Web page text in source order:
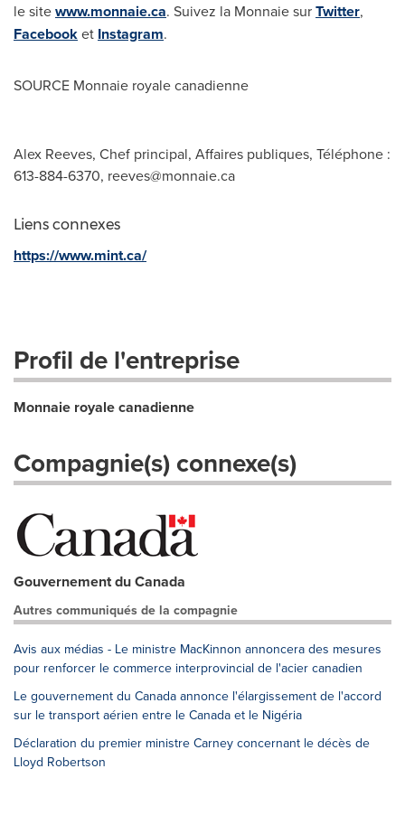
le sitewww.monnaie.ca. Suivez la Monnaie surTwitter,
Facebooket Instagram.
SOURCE Monnaie royale canadienne
Alex Reeves, Chef principal, Affaires publiques, Téléphone :
613-884-6370, reeves@monnaie.ca
Liens connexes
https://www.mint.ca/
Profil de l'entreprise
Monnaie royale canadienne
Compagnie(s) connexe(s)
Gouvernement du Canada
Autres communiqués de la compagnie
Avis aux médias - Le ministre MacKinnon annoncera des mesures
pour renforcer le commerce interprovincial de l'acier canadien
Le gouvernement du Canada annonce l'élargissement de l'accord
sur le transport aérien entre le Canada et le Nigéria
Déclaration du premier ministre Carney concernant le décès de
Lloyd Robertson